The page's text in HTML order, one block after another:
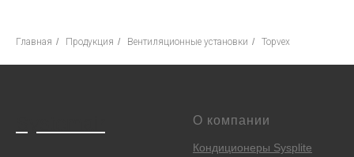
Главная / Продукция / Вентиляционные установки / Topvex
О компании
Кондиционеры Sysplite